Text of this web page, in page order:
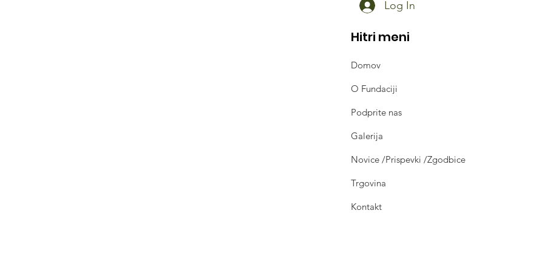
Log In
Hitri meni
Domov
O Fundaciji
Podprite nas
Galerija
Novice /Prispevki /Zgodbice
Trgovina
Kontakt